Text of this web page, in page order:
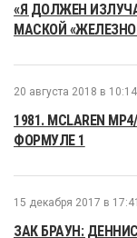
«Я ДОЛЖЕН
МАСКОЙ
20 августа 2018 в 10:14
1981. MCLAREN
ФОРМУЛЕ 1
15 декабря 2017 в 17:41
ЗАК БРАУН: